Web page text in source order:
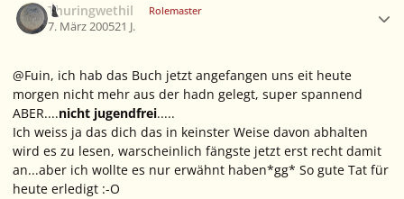
Thuringwethil Rolemaster
7. März 200521 J.
@Fuin, ich hab das Buch jetzt angefangen uns eit heute
morgen nicht mehr aus der hadn gelegt, super spannend
ABER....nicht jugendfrei.....
Ich weiss ja das dich das in keinster Weise davon abhalten
wird es zu lesen, warscheinlich fängste jetzt erst recht damit
an...aber ich wollte es nur erwähnt haben*gg* So gute Tat für
heute erledigt :-O